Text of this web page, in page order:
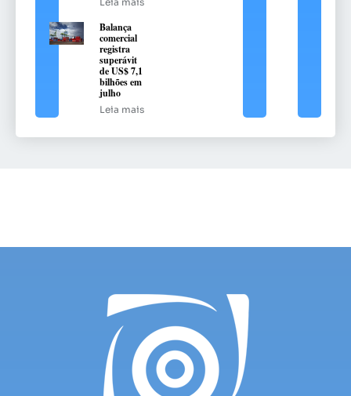
Balança
comercial
registra
superávit
de US$ 7,1
bilhões em
julho
Leia mais